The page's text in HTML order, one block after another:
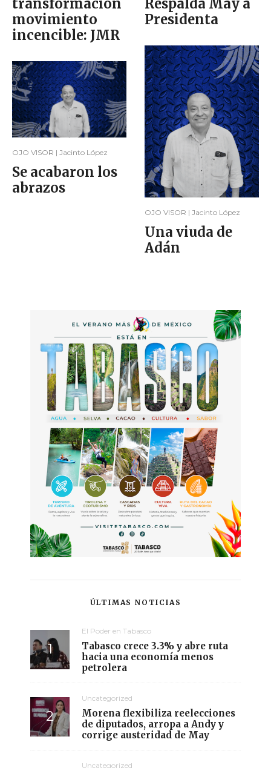
transformación
movimiento
incencible: JMR
OJO VISOR | Jacinto López
Se acabaron los
abrazos
Respalda May a
Presidenta
OJO VISOR | Jacinto López
Una viuda de
Adán
ÚLTIMAS NOTICIAS
El Poder en Tabasco
Tabasco crece 3.3% y abre ruta
hacia una economía menos
petrolera
Uncategorized
Morena flexibiliza reelecciones
de diputados, arropa a Andy y
corrige austeridad de May
Uncategorized